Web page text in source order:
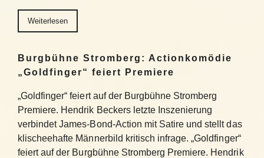
Weiterlesen
Burgbühne Stromberg: Actionkomödie
„Goldfinger“ feiert Premiere
„Goldfinger“ feiert auf der Burgbühne Stromberg
Premiere. Hendrik Beckers letzte Inszenierung
verbindet James-Bond-Action mit Satire und stellt das
klischeehafte Männerbild kritisch infrage. „Goldfinger“
feiert auf der Burgbühne Stromberg Premiere. Hendrik